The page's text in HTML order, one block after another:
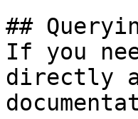
##
If you
directly